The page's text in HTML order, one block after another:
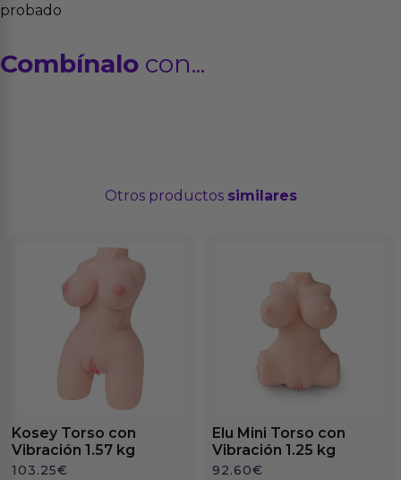
probado
Combínalo con...
Otros productos similares
Kosey Torso con
Vibración 1.57 kg
103.25€
Elu Mini Torso con
Vibración 1.25 kg
92.60€